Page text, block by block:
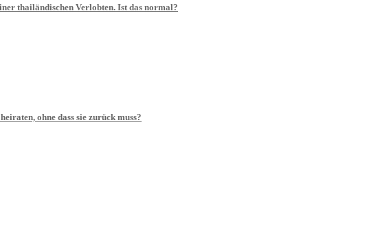
thailändischen Verlobten. Ist das normal?
ohne dass sie zurück muss?